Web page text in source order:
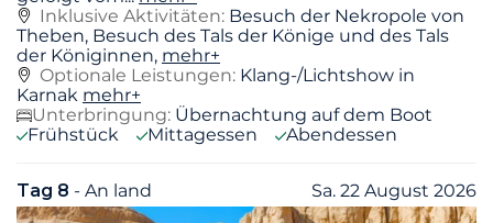
Inklusive Aktivitäten: Besuch der Nekropole von
Theben, Besuch des Tals der Könige und des Tals
der Königinnen, mehr+
Optionale Leistungen: Klang-/Lichtshow in
Karnak mehr+
Unterbringung: Übernachtung auf dem Boot
Frühstück
Mittagessen Abendessen
Tag 8 - An land Sa. 22 August 2026